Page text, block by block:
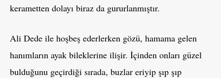
kerametten dolayı biraz da gururlanmıştır.
Ali Dede ile hoşbeş ederlerken gözü, hamama gelen
hanımların ayak bileklerine ilişir. İçinden onları güzel
bulduğunu geçirdiği sırada, buzlar eriyip şıp şıp